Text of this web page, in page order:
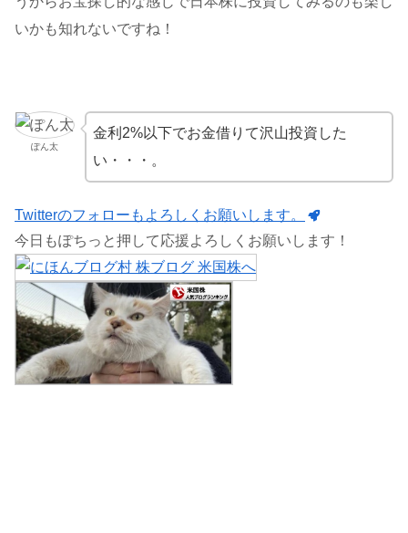
いかも知れないですね！
ぽん太
金利2%以下でお金借りて沢山投資した
い・・・。
Twitterのフォローもよろしくお願いします。
今日もぽちっと押して応援よろしくお願いします！